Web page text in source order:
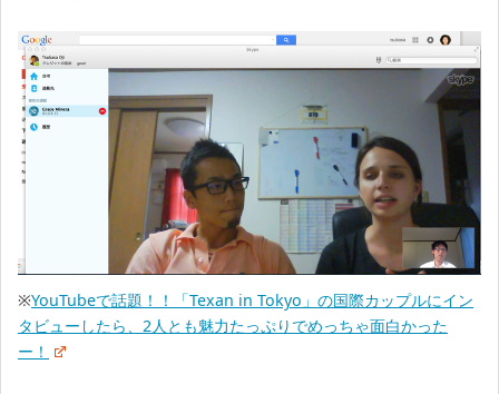
※YouTubeで話題！！「Texan in Tokyo」の国際カップルにイン
タビューしたら、2人とも魅力たっぷりでめっちゃ面白かった
ー！